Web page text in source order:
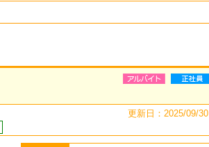
更新日：2025/09/30